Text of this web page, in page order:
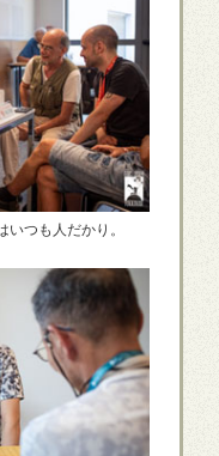
つも人だかり。